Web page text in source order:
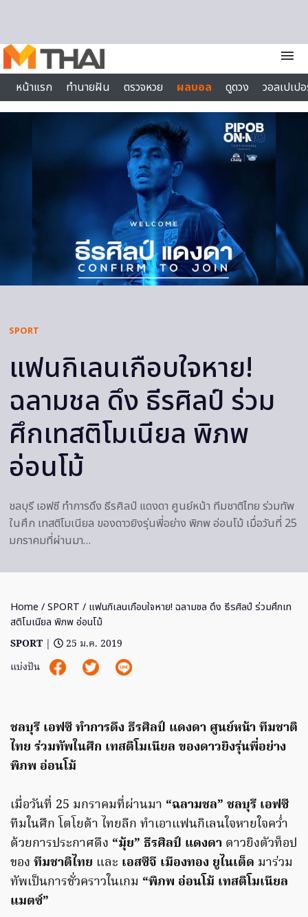
menu
หน้าแรก
ทำนายฝัน ตรวจหวย ผลบอล ดูดวง
วอลเปเป
ไลฟ์สไตล์
SPORT
แฟนกิเลนเกือบใจหาย!
ฉลามชล ดึง ธีรศิลป์ ร่วม
ศึกเทสติโมเนียล พิภพ
อ่อนโม้
ชลบุรี เอฟซี ทำการดึง ธีรศิลป์ แดงดา ศูนย์หน้า ทีมชาติไทย ร่วมทัพ
ในศึก เทสติโมเนียล ของดาวยิงรุ่นพี่อย่าง พิภพ อ่อนโม้ เมื่อวันที่ 25
มกราคมที่ผ่านมา…
Home /SPORT / แฟนกิเลนเกือบใจหาย! ฉลามชล ดึง ธีรศิลป์ ร่วมศึกเท
สติโมเนียล พิภพ อ่อนโม้
SPORT |
25 ม.ค. 2019
แบ่งปัน
ชลบุรี เอฟซี ทำการดึง ธีรศิลป์ แดงดา ศูนย์หน้า ทีมชาติ
ไทย ร่วมทัพในศึก เทสติโมเนียล ของดาวยิงรุ่นพี่อย่าง
พิภพ อ่อนโม้
เมื่อวันที่ 25 มกราคมที่ผ่านมา “ฉลามชล” ชลบุรี เอฟซี
ทีมในศึก โตโยต้า ไทยลีก ทำเอาแฟนกิเลนใจหายใจคว่ำ
ด้วยการประกาศดึง “มุ้ย” ธีรศิลป์ แดงดา ดาวยิงตัวท็อป
ของ ทีมชาติไทย และ เอสซีจี เมืองทอง ยูไนเต็ด มาร่วม
ทัพเป็นการชั่วคราวในเกม “พิภพ อ่อนโม้ เทสติโมเนียล
แมตซ์”